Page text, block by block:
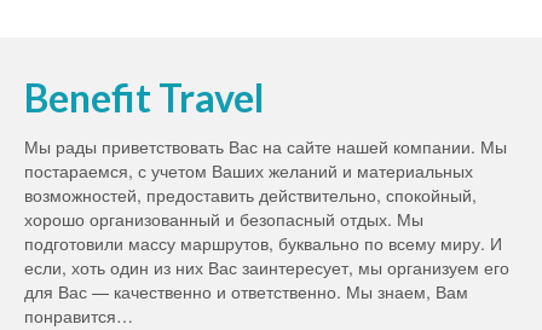
Benefit Travel
Мы рады приветствовать Вас на сайте нашей компании. Мы
постараемся, с учетом Ваших желаний и материальных
возможностей, предоставить действительно, спокойный,
хорошо организованный и безопасный отдых. Мы
подготовили массу маршрутов, буквально по всему миру. И
если, хоть один из них Вас заинтересует, мы организуем его
для Вас — качественно и ответственно. Мы знаем, Вам
понравится…